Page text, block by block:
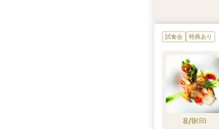
8/8(土)
8/8(土)
試食会 特典あり
8/9( 日)